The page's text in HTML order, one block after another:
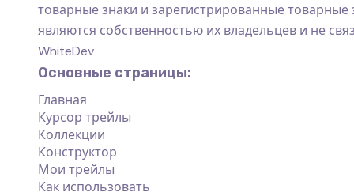
товарные знаки и зарегистрированные товарные
являются собственностью их владельцев и не
WhiteDev
Основные страницы:
Главная
Курсор трейлы
Коллекции
Конструктор
Мои трейлы
Как использовать